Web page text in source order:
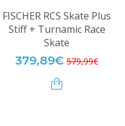
FISCHER RCS Skate Plus
Stiff + Turnamic Race
Skate
379,89€ 579,99€